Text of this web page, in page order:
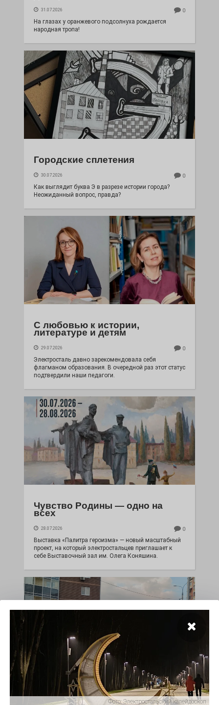
31.07.2026 0
На глазах у оранжевого подсолнуха рождается
народная тропа!
Городские сплетения
30.07.2026 0
Как выглядит буква Э в разрезе истории города?
Неожиданный вопрос, правда?
С любовью к истории,
литературе и детям
29.07.2026 0
Электросталь давно зарекомендовала себя
флагманом образования. В очередной раз этот статус
подтвердили наши педагоги.
Чувство Родины — одно на
всех
28.07.2026 0
Выставка «Палитра героизма» — новый масштабный
проект, на который электростальцев приглашает к
себе Выставочный зал им. Олега Коняшина.
«Районы-кварталы»
путешествуют по городу
Фото: Электростальский калейдоскоп